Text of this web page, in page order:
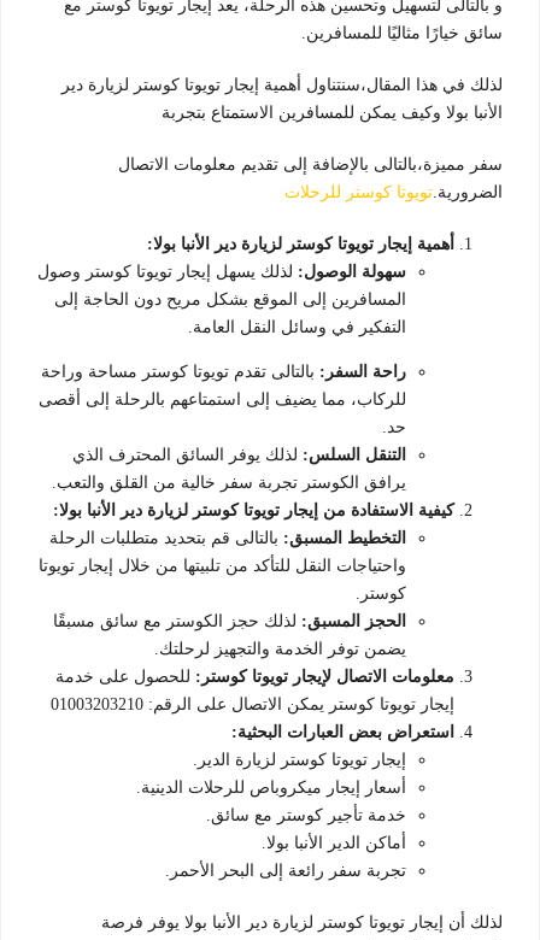
و بالتالى لتسهيل وتحسين هذه الرحلة، يعد إيجار تويوتا كوستر مع
سائق خيارًا مثاليًا للمسافرين.
لذلك في هذا المقال،سنتناول أهمية إيجار تويوتا كوستر لزيارة دير
الأنبا بولا وكيف يمكن للمسافرين الاستمتاع بتجربة
سفر مميزة،بالتالى بالإضافة إلى تقديم معلومات الاتصال
الضرورية.تويوتا كوستر للرحلات
أهمية إيجار تويوتا كوستر لزيارة دير الأنبا بولا:
سهولة الوصول: لذلك يسهل إيجار تويوتا كوستر وصول
المسافرين إلى الموقع بشكل مريح دون الحاجة إلى
التفكير في وسائل النقل العامة.
راحة السفر: بالتالى تقدم تويوتا كوستر مساحة وراحة
للركاب، مما يضيف إلى استمتاعهم بالرحلة إلى أقصى
حد.
التنقل السلس: لذلك يوفر السائق المحترف الذي
يرافق الكوستر تجربة سفر خالية من القلق والتعب.
كيفية الاستفادة من إيجار تويوتا كوستر لزيارة دير الأنبا بولا:
التخطيط المسبق: بالتالى قم بتحديد متطلبات الرحلة
واحتياجات النقل للتأكد من تلبيتها من خلال إيجار تويوتا
كوستر.
الحجز المسبق: لذلك حجز الكوستر مع سائق مسبقًا
يضمن توفر الخدمة والتجهيز لرحلتك.
معلومات الاتصال لإيجار تويوتا كوستر: للحصول على خدمة
إيجار تويوتا كوستر يمكن الاتصال على الرقم: 01003203210
استعراض بعض العبارات البحثية:
إيجار تويوتا كوستر لزيارة الدير.
أسعار إيجار ميكروباص للرحلات الدينية.
خدمة تأجير كوستر مع سائق.
أماكن الدير الأنبا بولا.
تجربة سفر رائعة إلى البحر الأحمر.
لذلك أن إيجار تويوتا كوستر لزيارة دير الأنبا بولا يوفر فرصة